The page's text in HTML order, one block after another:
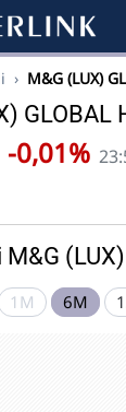
› M&G (LUX)
GLOBAL
-0,01%
1M 6M